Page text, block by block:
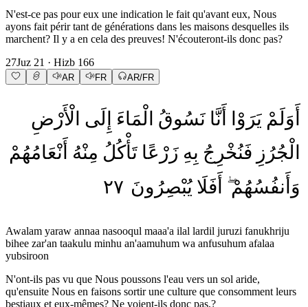
N'est-ce pas pour eux une indication le fait qu'avant eux, Nous
ayons fait périr tant de générations dans les maisons desquelles ils
marchent? Il y a en cela des preuves! N'écouteront-ils donc pas?
27Juz 21 · Hizb 166
AR FR AR/FR
أَوَلَمْ يَرَوْا أَنَّا نَسُوقُ الْمَاءَ إِلَى الْأَرْضِ
الْجُرُزِ فَنُخْرِجُ بِهِ زَرْعًا تَأْكُلُ مِنْهُ أَنْعَامُهُمْ
وَأَنفُسُهُمْ
أَفَلَا يُبْصِرُونَ ٢٧
Awalam yaraw annaa nasooqul maaa'a ilal lardil juruzi fanukhriju
bihee zar'an taakulu minhu an'aamuhum wa anfusuhum afalaa
yubsiroon
N'ont-ils pas vu que Nous poussons l'eau vers un sol aride,
qu'ensuite Nous en faisons sortir une culture que consomment leurs
bestiaux et eux-mêmes? Ne voient-ils donc pas,?